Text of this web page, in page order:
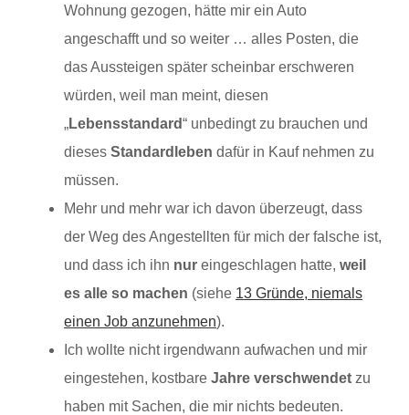
Wohnung gezogen, hätte mir ein Auto
angeschafft und so weiter … alles Posten, die
das Aussteigen später scheinbar erschweren
würden, weil man meint, diesen
„Lebensstandard“ unbedingt zu brauchen und
dieses Standardleben dafür in Kauf nehmen zu
müssen.
Mehr und mehr war ich davon überzeugt, dass
der Weg des Angestellten für mich der falsche ist,
und dass ich ihn nur eingeschlagen hatte, weil
es alle so machen (siehe 13 Gründe, niemals
einen Job anzunehmen).
Ich wollte nicht irgendwann aufwachen und mir
eingestehen, kostbare Jahre verschwendet zu
haben mit Sachen, die mir nichts bedeuten.